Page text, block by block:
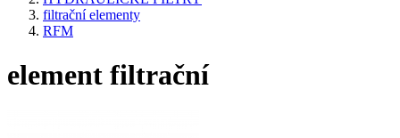
filtrační elementy
RFM
element filtrační